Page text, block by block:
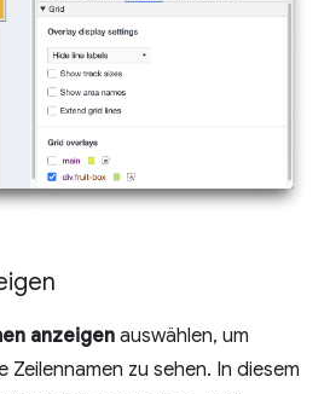
anzeigen auswählen, um
Zeilennamen zu sehen. In diesem